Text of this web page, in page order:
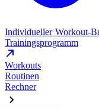
Individueller Workout-
Trainingsprogramm
Workouts
Routinen
Rechner